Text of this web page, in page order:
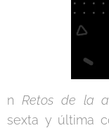
n Retos de la
sexta y última